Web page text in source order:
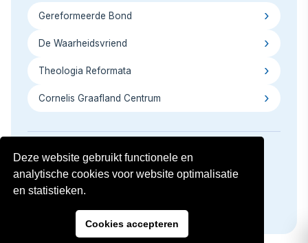
Gereformeerde Bond
De Waarheidsvriend
Theologia Reformata
Cornelis Graafland Centrum
Copyright © 2026
Volg ons op social media:
Deze website gebruikt functionele en
analytische cookies voor website optimalisatie
en statistieken.
Cookies accepteren